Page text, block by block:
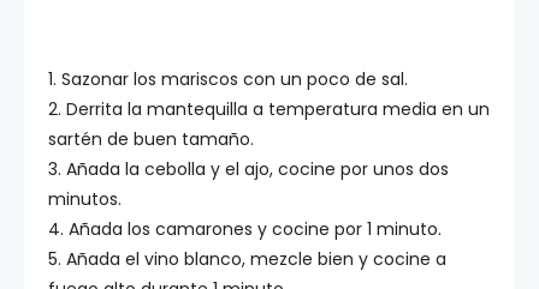
1. Sazonar los mariscos con un poco de sal.
2. Derrita la mantequilla a temperatura media en un
sartén de buen tamaño.
3. Añada la cebolla y el ajo, cocine por unos dos
minutos.
4. Añada los camarones y cocine por 1 minuto.
5. Añada el vino blanco, mezcle bien y cocine a